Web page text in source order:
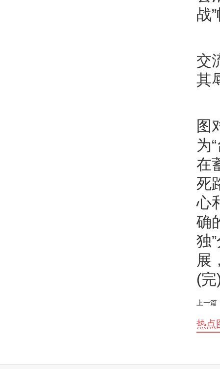
战
交
其
图
为
在
死
心
确
独
展
(完
上一篇
热点